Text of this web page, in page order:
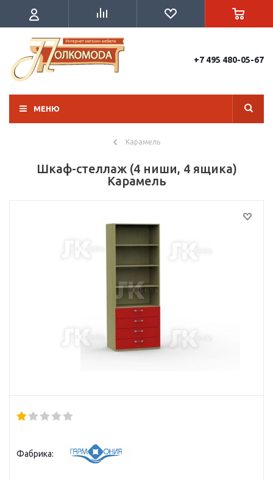
+7 495 480-05-67
МЕНЮ
Карамель
Шкаф-стеллаж (4 ниши, 4 ящика)
Карамель
Фабрика: